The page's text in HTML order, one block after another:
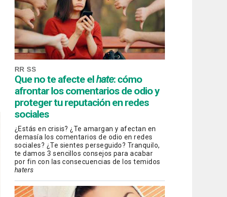
RR SS
Que no te afecte el hate: cómo
afrontar los comentarios de odio y
proteger tu reputación en redes
sociales
¿Estás en crisis? ¿Te amargan y afectan en
demasía los comentarios de odio en redes
sociales? ¿Te sientes perseguido? Tranquilo,
te damos 3 sencillos consejos para acabar
por fin con las consecuencias de los temidos
haters